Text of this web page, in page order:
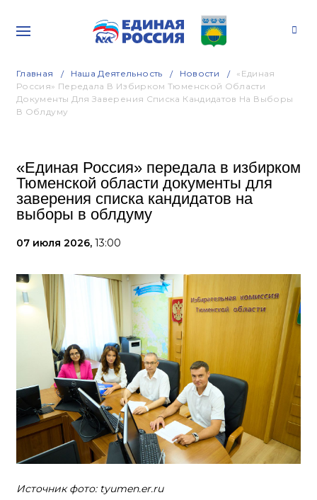
Главная Наша Деятельность Новости
«Единая
Россия» Передала В Избирком Тюменской Области
Документы Для Заверения Списка Кандидатов На Выборы
В Облдуму
«Единая Россия» передала в избирком
Тюменской области документы для
заверения списка кандидатов на
выборы в облдуму
07 июля 2026, 13:00
Источник фото: tyumen.er.ru